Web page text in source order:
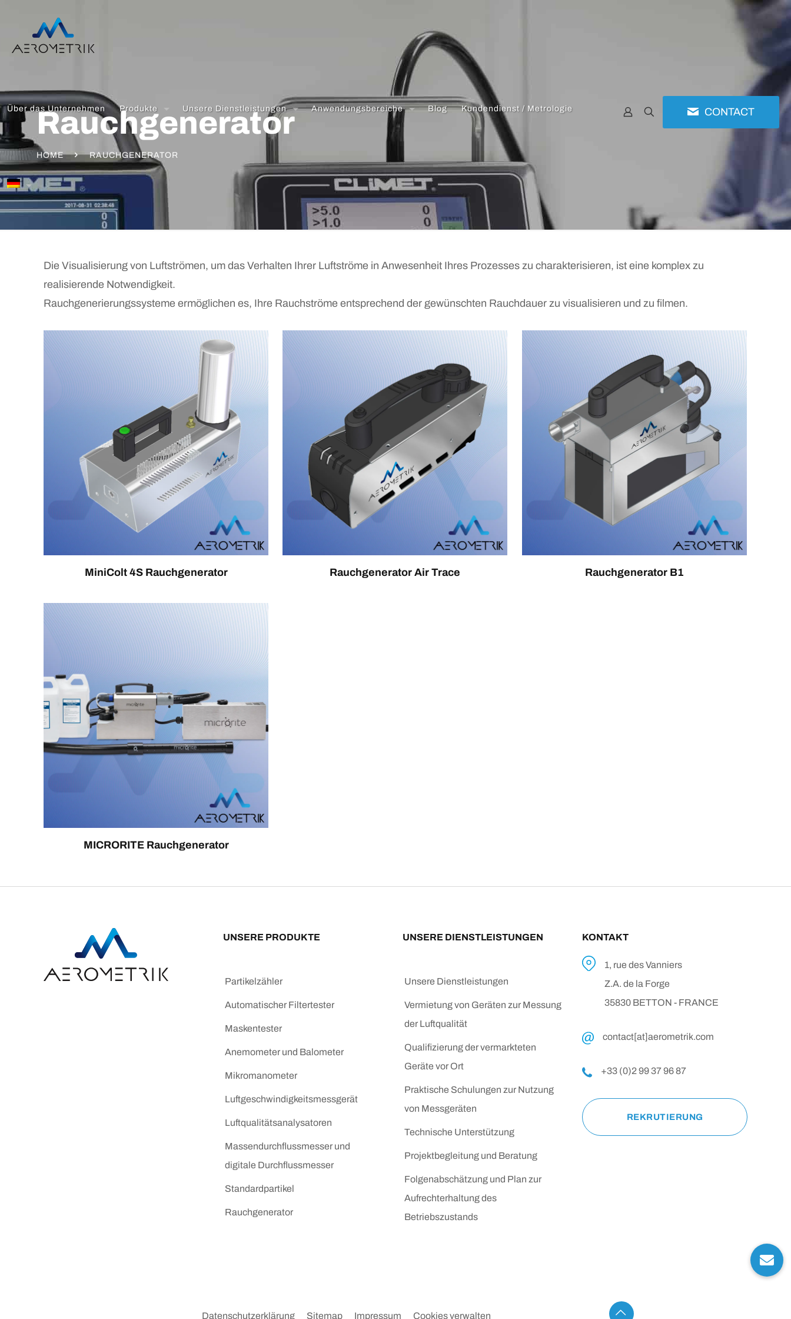
Über das Unternehmen Produkte Unsere Dienstleistungen Anwendungsbereiche Blog Kundendienst / Metrologie CONTACT
Rauchgenerator
HOME RAUCHGENERATOR
Die Visualisierung von Luftströmen, um das Verhalten Ihrer Luftströme in Anwesenheit Ihres Prozesses zu charakterisieren, ist eine komplex zu
realisierende Notwendigkeit.
Rauchgenerierungssysteme ermöglichen es, Ihre Rauchströme entsprechend der gewünschten Rauchdauer zu visualisieren und zu filmen.
MiniColt 4S Rauchgenerator Rauchgenerator Air Trace Rauchgenerator B1
MICRORITE Rauchgenerator
UNSERE PRODUKTE
Partikelzähler
Automatischer Filtertester
Maskentester
Anemometer und Balometer
Mikromanometer
Luftgeschwindigkeitsmessgerät
Luftqualitätsanalysatoren
Massendurchflussmesser und
digitale Durchflussmesser
Standardpartikel
Rauchgenerator
UNSERE DIENSTLEISTUNGEN
Unsere Dienstleistungen
Vermietung von Geräten zur Messung
der Luftqualität
Qualifizierung der vermarkteten
Geräte vor Ort
Praktische Schulungen zur Nutzung
von Messgeräten
Technische Unterstützung
Projektbegleitung und Beratung
Folgenabschätzung und Plan zur
Aufrechterhaltung des
Betriebszustands
KONTAKT
1, rue des Vanniers
Z.A. de la Forge
35830 BETTON - FRANCE
contact[at]aerometrik.com
+33 (0)2 99 37 96 87
REKRUTIERUNG
Datenschutzerklärung Sitemap Impressum Cookies verwalten